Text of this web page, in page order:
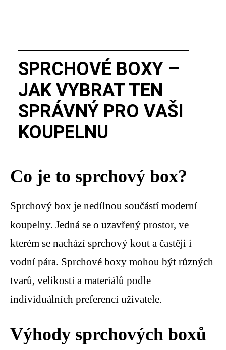
SPRCHOVÉ BOXY –
JAK VYBRAT TEN
SPRÁVNÝ PRO VAŠI
KOUPELNU
Co je to sprchový box?
Sprchový box je nedílnou součástí moderní
koupelny. Jedná se o uzavřený prostor, ve
kterém se nachází sprchový kout a častěji i
vodní pára. Sprchové boxy mohou být různých
tvarů, velikostí a materiálů podle
individuálních preferencí uživatele.
Výhody sprchových boxů